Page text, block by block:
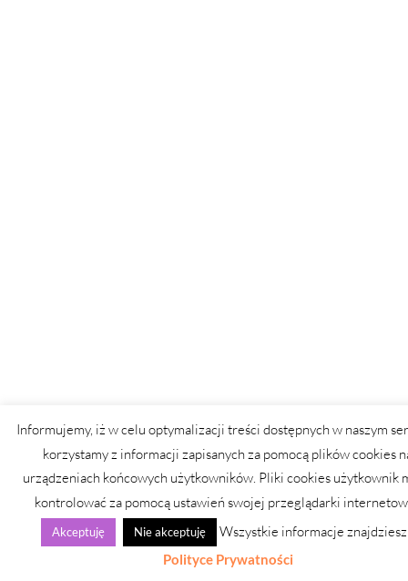
Informujemy, iż w celu optymalizacji treści dostępnych w naszym
korzystamy z informacji zapisanych za pomocą plików cookies
urządzeniach końcowych użytkowników. Pliki cookies użytkownik
kontrolować za pomocą ustawień swojej przeglądarki
Akceptuję Nie akceptuję Wszystkie informacje
Polityce Prywatności